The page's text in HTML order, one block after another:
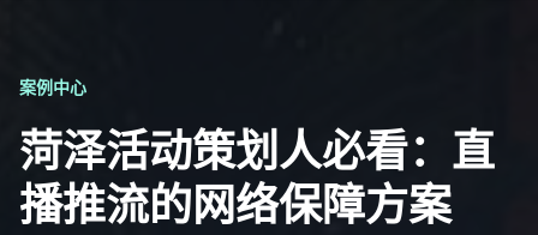
案例中心
菏泽活动策划人必看：直
播推流的网络保障方案